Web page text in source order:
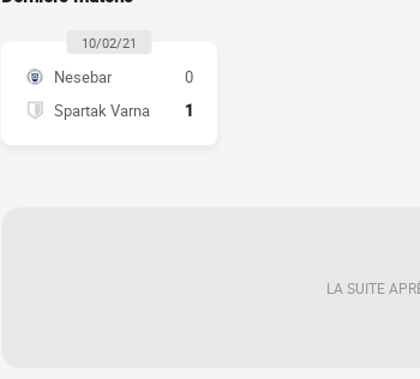
10/02/21
Nesebar
0
Spartak Varna
1
LA SUITE